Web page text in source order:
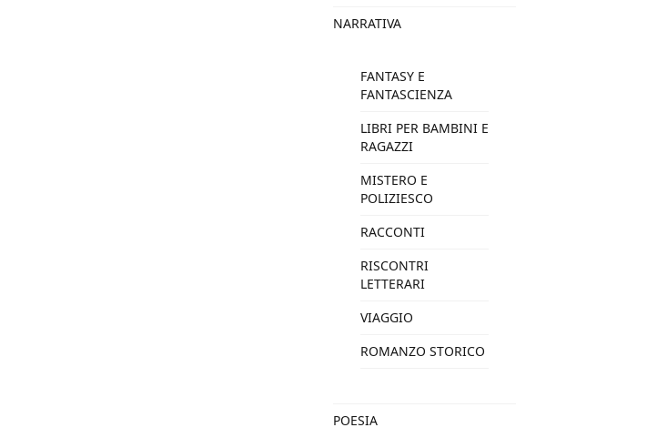
NARRATIVA
FANTASY E
FANTASCIENZA
LIBRI PER BAMBINI E
RAGAZZI
MISTERO E
POLIZIESCO
RACCONTI
RISCONTRI
LETTERARI
VIAGGIO
ROMANZO STORICO
POESIA